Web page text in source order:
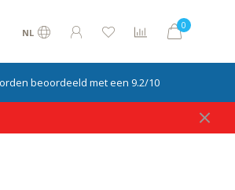
NL
0
beoordeeld met een 9.2/10